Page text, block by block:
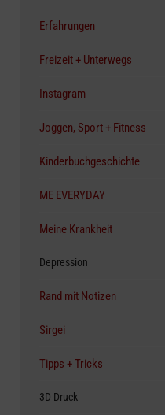
Erfahrungen
Freizeit + Unterwegs
Instagram
Joggen, Sport + Fitness
Kinderbuchgeschichte
ME EVERYDAY
Meine Krankheit
Depression
Rand mit Notizen
Sirgei
Tipps + Tricks
3D Druck